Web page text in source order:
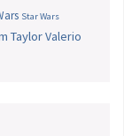
Star Wars
TaylorValerio